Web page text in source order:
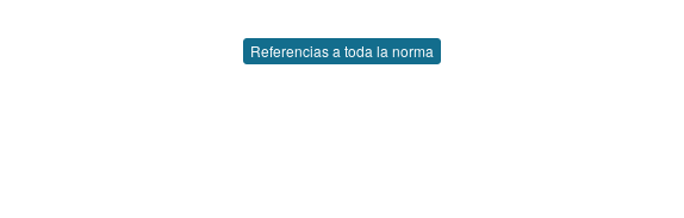
Referencias a toda la norma